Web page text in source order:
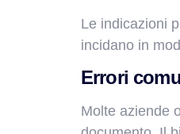
Le indicazioni
incidano in
Errori
Molte aziende